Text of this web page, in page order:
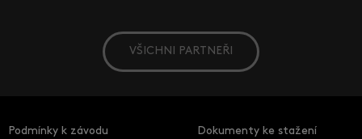
VŠICHNI PARTNEŘI
Podmínky k závodu Dokumenty ke stažení